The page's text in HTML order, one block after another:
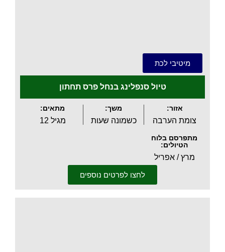
מיטיבי לכת
טיול סנפלינג בנחל פרס תחתון
אזור:
צומת הערבה
משך:
כשמונה שעות
מתאים:
מגיל 12
מתפרסם בלוח
הטיולים:
מרץ / אפריל
לחצו לפרטים נוספים